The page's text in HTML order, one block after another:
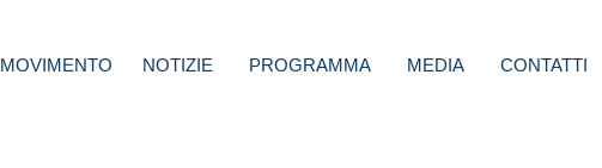
MOVIMENTO NOTIZIE PROGRAMMA MEDIA CONTATTI